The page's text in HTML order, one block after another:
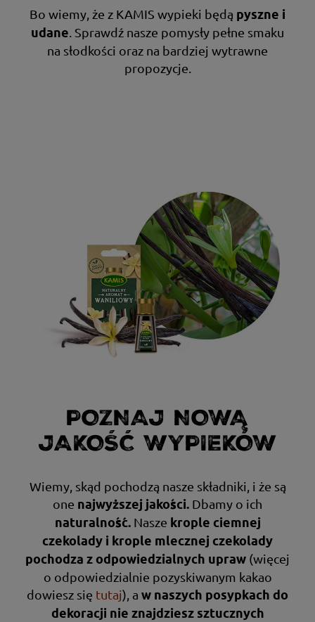
Bo wiemy, że z KAMIS wypieki będą pyszne i
udane. Sprawdź nasze pomysły pełne smaku
na słodkości oraz na bardziej wytrawne
propozycje.
POZNAJ NOWĄ
JAKOŚĆ WYPIEKÓW
Wiemy, skąd pochodzą nasze składniki, i że są
one najwyższej jakości. Dbamy o ich
naturalność.Nasze krople ciemnej
czekolady i krople mlecznej czekolady
pochodzą z odpowiedzialnych upraw (więcej
o odpowiedzialnie pozyskiwanym kakao
dowiesz się tutaj), a w naszych posypkach do
dekoracji nie znajdziesz sztucznych